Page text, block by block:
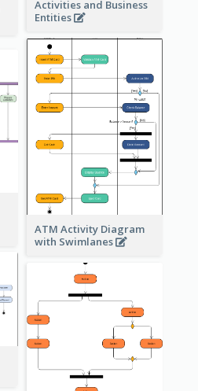
Activities and Business
Entities
ATM Activity Diagram
with Swimlanes